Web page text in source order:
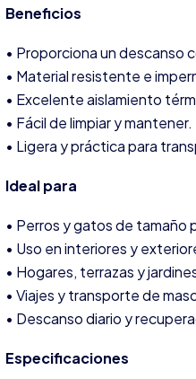
Beneficios
• Proporciona un descanso
• Material resistente e
• Excelente aislamiento
• Fácil de limpiar y mantener.
• Ligera y práctica para
Ideal para
• Perros y gatos de tamaño
• Uso en interiores y
• Hogares, terrazas y
• Viajes y transporte de
• Descanso diario y
Especificaciones